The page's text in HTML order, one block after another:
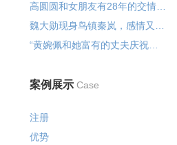
高圆圆和女朋友有28年的交情，和...
“黄婉佩和她富有的丈夫庆祝他们...
案例展示 Case
注册
优势